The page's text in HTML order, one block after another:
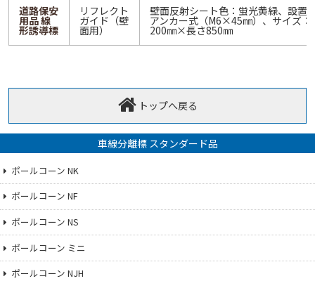
道路保安
用品 線
形誘導標
リフレクト
ガイド（壁
面用）
壁面反射シート色：蛍光黄緑、設置
アンカー式（M6×45㎜）、サイズ：
200㎜×長さ850㎜
トップへ戻る
車線分離標 スタンダード品
ポールコーン NK
ポールコーン NF
ポールコーン NS
ポールコーン ミニ
ポールコーン NJH